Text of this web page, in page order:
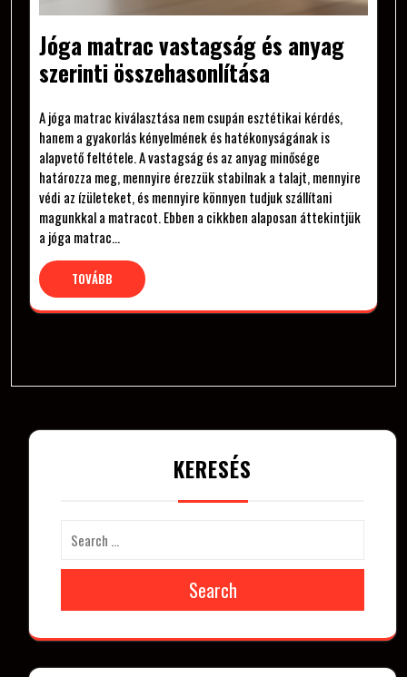
Jóga matrac vastagság és anyag
szerinti összehasonlítása
A jóga matrac kiválasztása nem csupán esztétikai kérdés,
hanem a gyakorlás kényelmének és hatékonyságának is
alapvető feltétele. A vastagság és az anyag minősége
határozza meg, mennyire érezzük stabilnak a talajt, mennyire
védi az ízületeket, és mennyire könnyen tudjuk szállítani
magunkkal a matracot. Ebben a cikkben alaposan áttekintjük
a jóga matrac…
TOVÁBB
KERESÉS
Search